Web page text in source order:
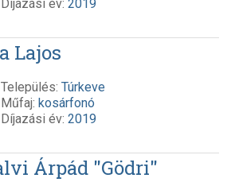
Díjazási év: 2019
Lajos
Település: Túrkeve
Műfaj: kosárfonó
Díjazási év: 2019
Árpád "Gödri"